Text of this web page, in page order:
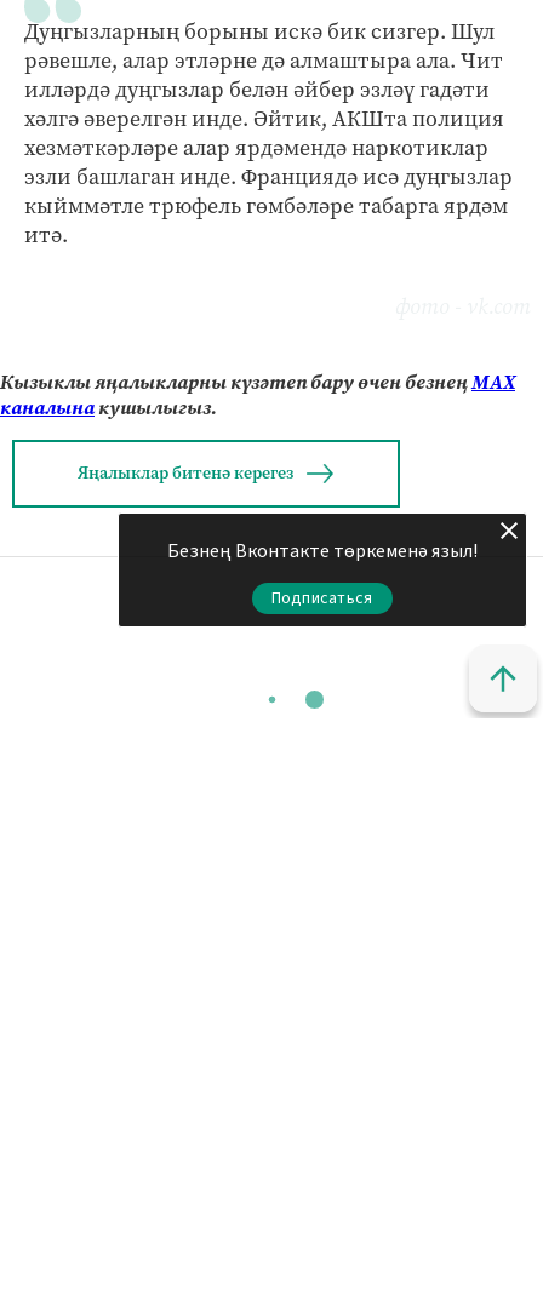
Дуңгызларның борыны искә бик сизгер. Шул
рәвешле, алар этләрне дә алмаштыра ала. Чит
илләрдә дуңгызлар белән әйбер эзләү гадәти
хәлгә әверелгән инде. Әйтик, АКШта полиция
хезмәткәрләре алар ярдәмендә наркотиклар
эзли башлаган инде. Франциядә исә дуңгызлар
кыйммәтле трюфель гөмбәләре табарга ярдәм
итә.
Кызыклы яңалыкларны күзәтеп бару өчен безнеңМАХ
каналынакушылыгыз.
Яңалыклар битенә керегез
Безнең Вконтакте төркеменә языл!
Подписаться